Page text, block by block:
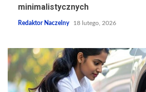
minimalistycznych
Redaktor Naczelny 18 lutego, 2026